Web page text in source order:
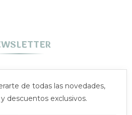
de todas las novedades,
descuentos exclusivos.